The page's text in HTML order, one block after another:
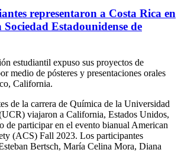
representaron a Costa Rica en
Sociedad Estadounidense de
estudiantil expuso sus proyectos de
medio de pósteres y presentaciones orales
California.
de la carrera de Química de la Universidad
viajaron a California, Estados Unidos,
de participar en el evento bianual American
(ACS) Fall 2023. Los participantes
Bertsch, María Celina Mora, Diana